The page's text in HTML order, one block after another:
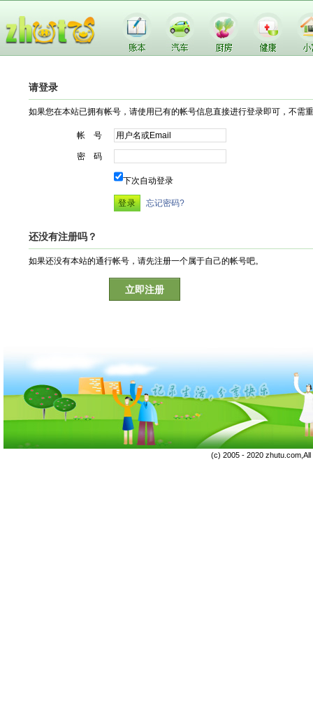
请登录
如果您在本站已拥有帐号，请使用已有的帐号信息直接进行登录即可，不需
帐 号
密 码
下次自动登录
忘记密码?
还没有注册吗？
如果还没有本站的通行帐号，请先注册一个属于自己的帐号吧。
立即注册
(c) 2005 - 2020